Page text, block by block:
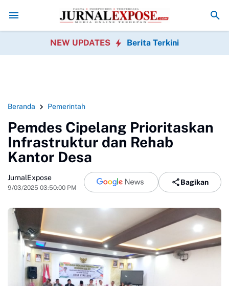
Sosial Bersihkan Pantai NelayanPMBB Minta Klarifikasi
NEW UPDATES Berita Terkini
Beranda Pemerintah
Pemdes Cipelang Prioritaskan
Infrastruktur dan Rehab
Kantor Desa
JurnalExpose
9/03/2025 03:50:00 PM
Bagikan